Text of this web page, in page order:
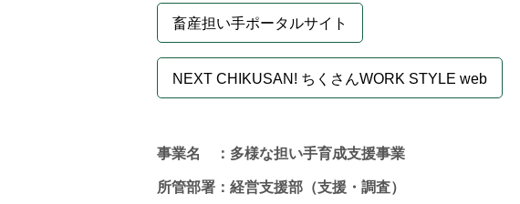
畜産担い手ポータルサイト
NEXT CHIKUSAN! ちくさんWORK STYLE web
事業名 ：多様な担い手育成支援事業
所管部署：経営支援部（支援・調査）